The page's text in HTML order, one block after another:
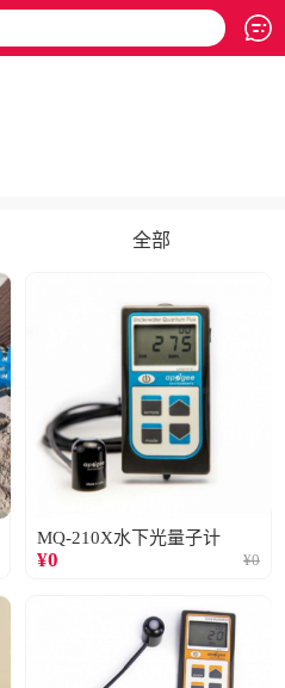
全部
MQ-210X水下光量子计
¥0 ¥0